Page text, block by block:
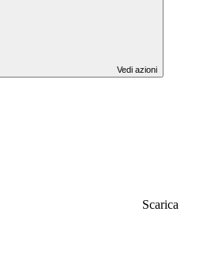
Vedi azioni
Scarica